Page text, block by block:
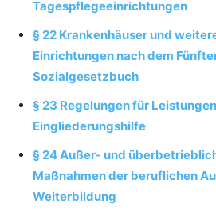
Tagespflegeeinrichtungen
§ 22 Krankenhäuser und
Einrichtungen nach dem
Sozialgesetzbuch
§ 23 Regelungen für
Eingliederungshilfe
§ 24 Außer- und
Maßnahmen der beruflichen
Weiterbildung